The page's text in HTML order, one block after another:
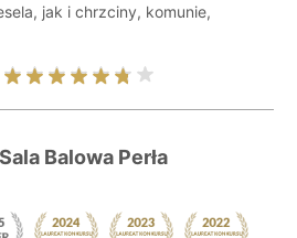
jak i chrzciny, komunie,
Balowa Perła